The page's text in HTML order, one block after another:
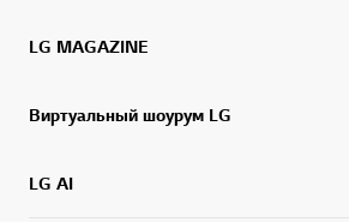
LG MAGAZINE
Виртуальный шоурум LG
LG AI